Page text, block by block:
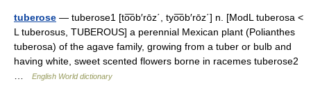
tuberose — tuberose1 [to͞ob′rōz΄, tyo͞ob′rōz΄] n. [ModL tuberosa <
L tuberosus, TUBEROUS] a perennial Mexican plant (Polianthes
tuberosa) of the agave family, growing from a tuber or bulb and
having white, sweet scented flowers borne in racemes tuberose2
English World dictionary